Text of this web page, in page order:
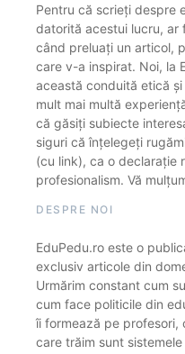
Pentru că scrieți despre
datorită acestui lucru, ar
când preluați un articol,
care v-a inspirat. Noi, la
această conduită etică
mult mai multă
că găsiți subiecte
siguri că înțelegeți
(cu link), ca o declarație
profesionalism. Vă
DESPRE NOI
EduPedu.ro este o
exclusiv articole din
Urmărim constant cum
cum face politicile din
îi formează pe profesori,
care trăim sunt